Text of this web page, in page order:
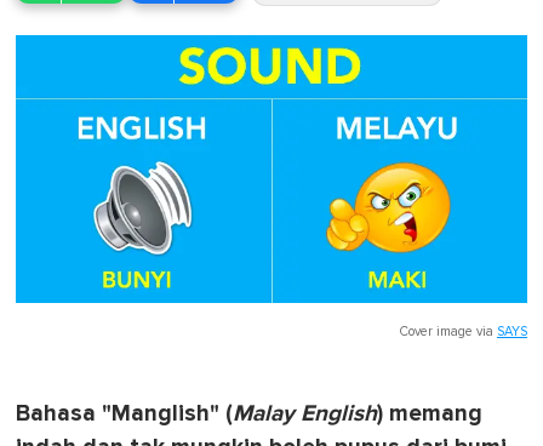
Cover image via SAYS
Bahasa "Manglish" (Malay English) memang